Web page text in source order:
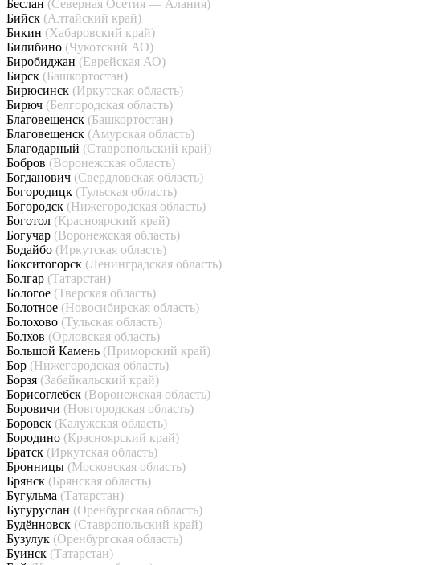
Беслан (Северная Осетия — Алания)
Бийск (Алтайский край)
Бикин (Хабаровский край)
Билибино (Чукотский АО)
Биробиджан (Еврейская АО)
Бирск (Башкортостан)
Бирюсинск (Иркутская область)
Бирюч (Белгородская область)
Благовещенск (Башкортостан)
Благовещенск (Амурская область)
Благодарный (Ставропольский край)
Бобров (Воронежская область)
Богданович (Свердловская область)
Богородицк (Тульская область)
Богородск (Нижегородская область)
Боготол (Красноярский край)
Богучар (Воронежская область)
Бодайбо (Иркутская область)
Бокситогорск (Ленинградская область)
Болгар (Татарстан)
Бологое (Тверская область)
Болотное (Новосибирская область)
Болохово (Тульская область)
Болхов (Орловская область)
Большой Камень (Приморский край)
Бор (Нижегородская область)
Борзя (Забайкальский край)
Борисоглебск (Воронежская область)
Боровичи (Новгородская область)
Боровск (Калужская область)
Бородино (Красноярский край)
Братск (Иркутская область)
Бронницы (Московская область)
Брянск (Брянская область)
Бугульма (Татарстан)
Бугуруслан (Оренбургская область)
Будённовск (Ставропольский край)
Бузулук (Оренбургская область)
Буинск (Татарстан)